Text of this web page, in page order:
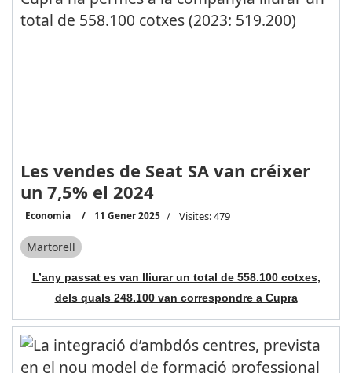
Les vendes de Seat SA van créixer
un 7,5% el 2024
Economia 11 Gener 2025 Visites: 479
Martorell
L’any passat es van lliurar un total de 558.100 cotxes,
dels quals 248.100 van correspondre a Cupra